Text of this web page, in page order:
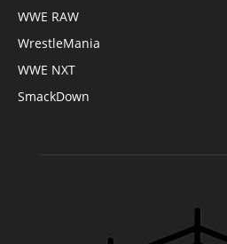
WWE RAW
WrestleMania
WWE NXT
SmackDown